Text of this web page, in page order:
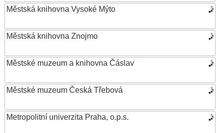
Městská knihovna Vysoké Mýto
Městská knihovna Znojmo
Městské muzeum a knihovna Čáslav
Městské muzeum Česká Třebová
Metropolitní univerzita Praha, o.p.s.